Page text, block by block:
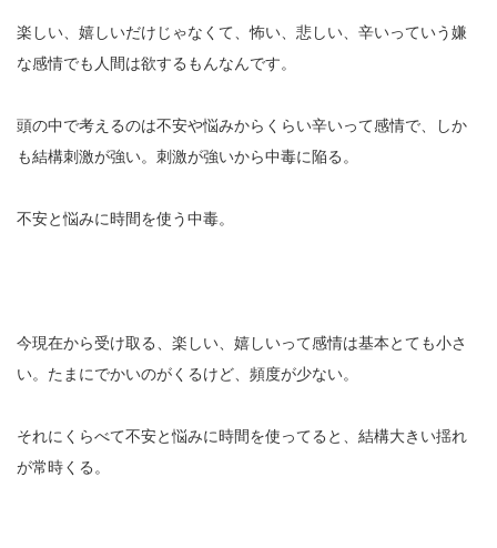
楽しい、嬉しいだけじゃなくて、怖い、悲しい、辛いっていう嫌
な感情でも人間は欲するもんなんです。
頭の中で考えるのは不安や悩みからくらい辛いって感情で、しか
も結構刺激が強い。刺激が強いから中毒に陥る。
不安と悩みに時間を使う中毒。
今現在から受け取る、楽しい、嬉しいって感情は基本とても小さ
い。たまにでかいのがくるけど、頻度が少ない。
それにくらべて不安と悩みに時間を使ってると、結構大きい揺れ
が常時くる。